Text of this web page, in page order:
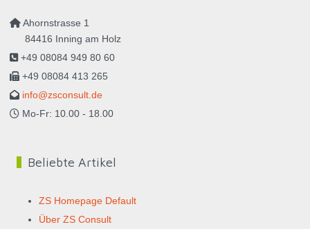
Ahornstrasse 1
84416 Inning am Holz
+49 08084 949 80 60
+49 08084 413 265
info@zsconsult.de
Mo-Fr: 10.00 - 18.00
Beliebte Artikel
ZS Homepage Default
Über ZS Consult